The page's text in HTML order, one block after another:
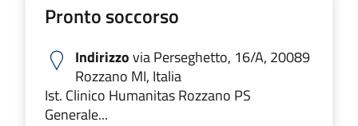
Pronto soccorso
Indirizzovia Perseghetto, 16/A, 20089
Rozzano MI, Italia
Ist. Clinico Humanitas Rozzano PS
Generale...